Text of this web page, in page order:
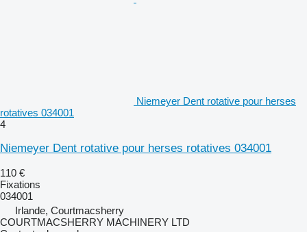
Niemeyer Dent rotative pour herses
rotatives 034001
4
Niemeyer Dent rotative pour herses rotatives 034001
110 €
Fixations
034001
Irlande, Courtmacsherry
COURTMACSHERRY MACHINERY LTD